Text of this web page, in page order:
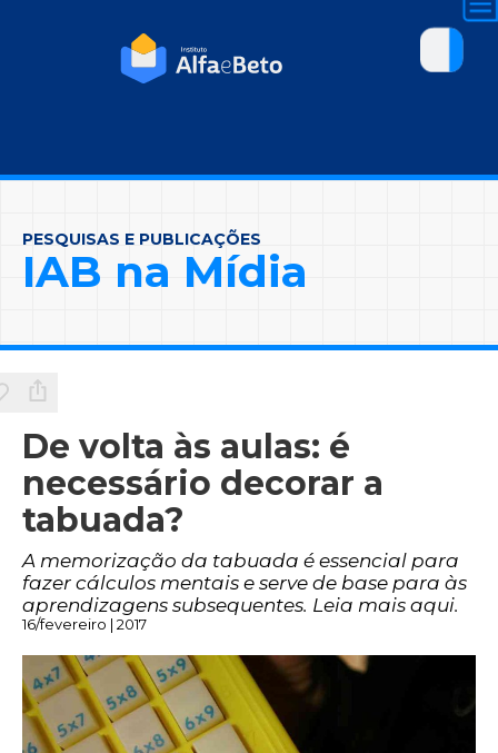
PESQUISAS E PUBLICAÇÕES
IAB na Mídia
De volta às aulas: é
necessário decorar a
tabuada?
A memorização da tabuada é essencial para
fazer cálculos mentais e serve de base para às
aprendizagens subsequentes. Leia mais aqui.
16/fevereiro | 2017